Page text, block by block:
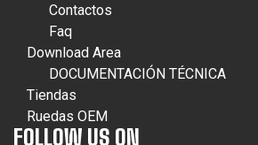
Contactos
Faq
Download Area
DOCUMENTACIÓN TÉCNICA
Tiendas
Ruedas OEM
FOLLOW US ON